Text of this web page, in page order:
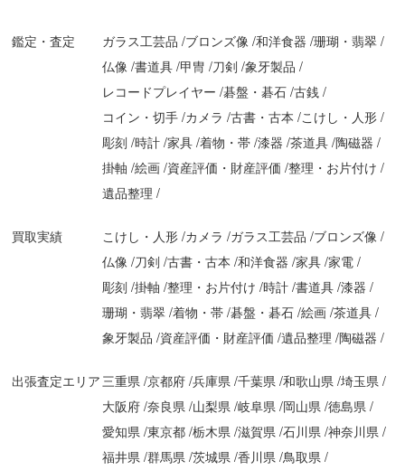
鑑定・査定 ガラス工芸品 ブロンズ像 和洋食器 珊瑚・翡翠
仏像 書道具 甲冑 刀剣 象牙製品
レコードプレイヤー 碁盤・碁石 古銭
コイン・切手 カメラ 古書・古本 こけし・人形
彫刻 時計 家具 着物・帯 漆器 茶道具 陶磁器
掛軸 絵画 資産評価・財産評価 整理・お片付け
遺品整理
買取実績 こけし・人形 カメラ ガラス工芸品 ブロンズ像
仏像 刀剣 古書・古本 和洋食器 家具 家電
彫刻 掛軸 整理・お片付け 時計 書道具 漆器
珊瑚・翡翠 着物・帯 碁盤・碁石 絵画 茶道具
象牙製品 資産評価・財産評価 遺品整理 陶磁器
出張査定エリア 三重県 京都府 兵庫県 千葉県 和歌山県 埼玉県
大阪府 奈良県 山梨県 岐阜県 岡山県 徳島県
愛知県 東京都 栃木県 滋賀県 石川県 神奈川県
福井県 群馬県 茨城県 香川県 鳥取県